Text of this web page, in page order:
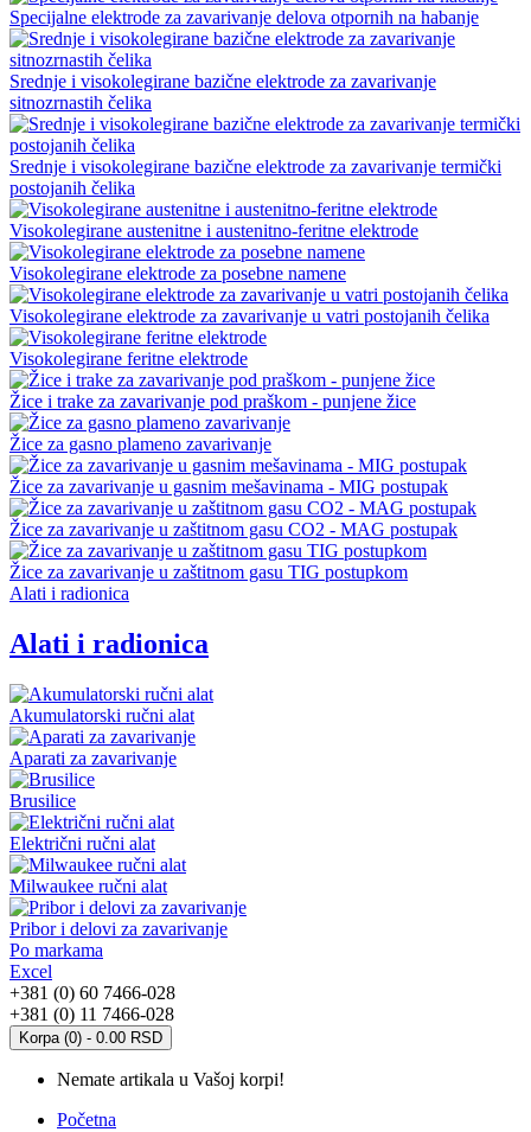
Specijalne elektrode za zavarivanje delova otpornih na habanje
Srednje i visokolegirane bazične elektrode za zavarivanje
sitnozrnastih čelika
Srednje i visokolegirane bazične elektrode za zavarivanje termički
postojanih čelika
Visokolegirane austenitne i austenitno-feritne elektrode
Visokolegirane elektrode za posebne namene
Visokolegirane elektrode za zavarivanje u vatri postojanih čelika
Visokolegirane feritne elektrode
Žice i trake za zavarivanje pod praškom - punjene žice
Žice za gasno plameno zavarivanje
Žice za zavarivanje u gasnim mešavinama - MIG postupak
Žice za zavarivanje u zaštitnom gasu CO2 - MAG postupak
Žice za zavarivanje u zaštitnom gasu TIG postupkom
Alati i radionica
Alati i radionica
Akumulatorski ručni alat
Aparati za zavarivanje
Brusilice
Električni ručni alat
Milwaukee ručni alat
Pribor i delovi za zavarivanje
Po markama
Excel
+381 (0) 60 7466-028
+381 (0) 11 7466-028
Korpa (0) - 0.00 RSD
Nemate artikala u Vašoj korpi!
Početna